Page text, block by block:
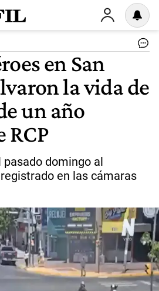
en San
la vida de
un año
RCP
domingo al
en las cámaras